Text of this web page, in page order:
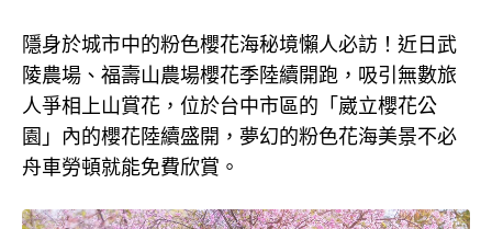
隱身於城市中的粉色櫻花海秘境懶人必訪！近日武
陵農場、福壽山農場櫻花季陸續開跑，吸引無數旅
人爭相上山賞花，位於台中市區的「崴立櫻花公
園」內的櫻花陸續盛開，夢幻的粉色花海美景不必
舟車勞頓就能免費欣賞。